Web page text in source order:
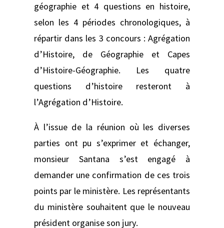
géographie et 4 questions en histoire,
selon les 4 périodes chronologiques, à
répartir dans les 3 concours : Agrégation
d’Histoire, de Géographie et Capes
d’Histoire-Géographie. Les quatre
questions d’histoire resteront à
l’Agrégation d’Histoire.
À l’issue de la réunion où les diverses
parties ont pu s’exprimer et échanger,
monsieur Santana s’est engagé à
demander une confirmation de ces trois
points par le ministère. Les représentants
du ministère souhaitent que le nouveau
président organise son jury.